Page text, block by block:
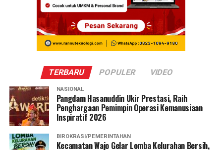
TERBARU POPULER VIDEO
NASIONAL
Pangdam Hasanuddin Ukir Prestasi, Raih
Penghargaan Pemimpin Operasi Kemanusiaan
Inspiratif 2026
BIROKRASI/PEMERINTAHAN
Kecamatan Wajo Gelar Lomba Kelurahan Bersih,